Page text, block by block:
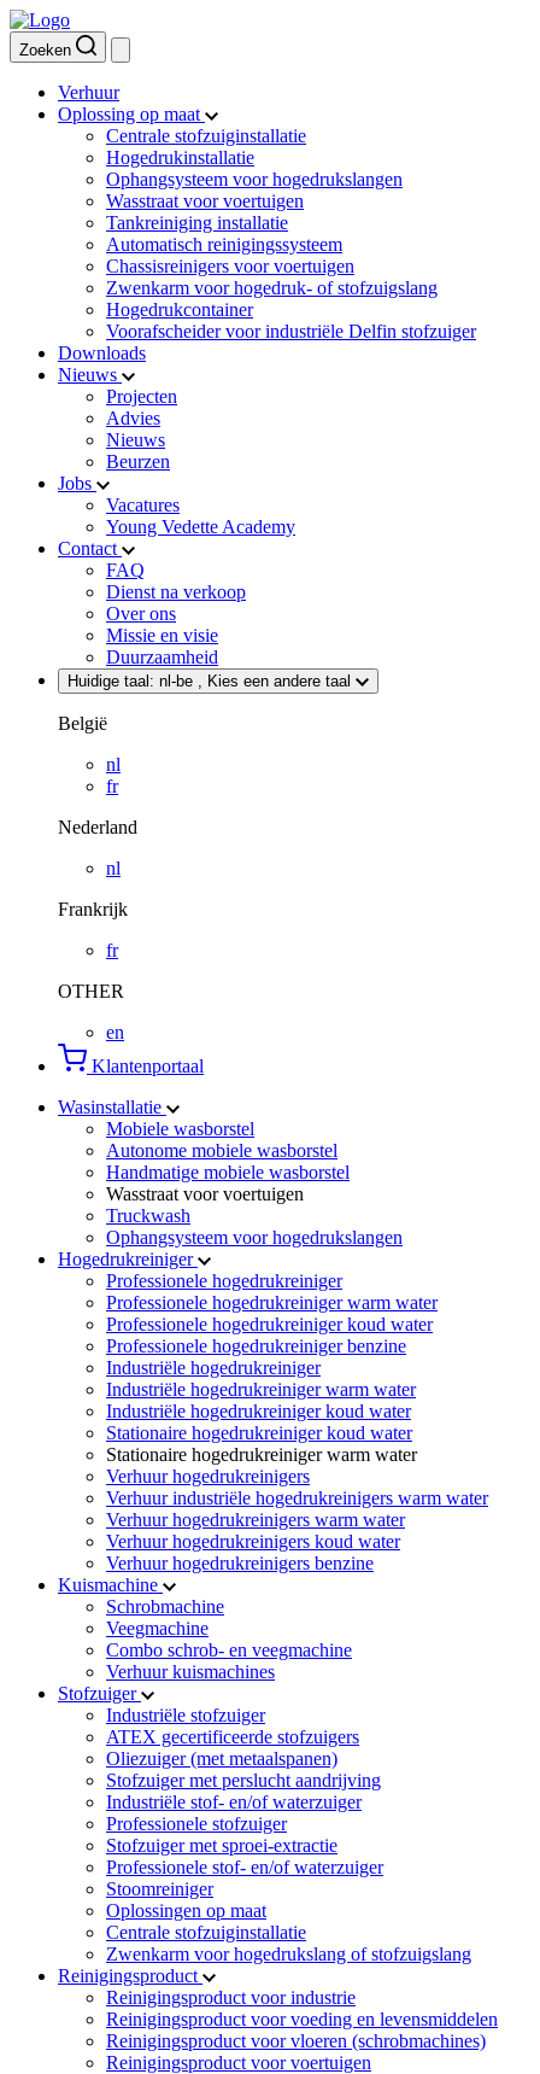
Zoeken
Verhuur
Oplossing op maat
Centrale stofzuiginstallatie
Hogedrukinstallatie
Ophangsysteem voor hogedrukslangen
Wasstraat voor voertuigen
Tankreiniging installatie
Automatisch reinigingssysteem
Chassisreinigers voor voertuigen
Zwenkarm voor hogedruk- of stofzuigslang
Hogedrukcontainer
Voorafscheider voor industriële Delfin stofzuiger
Downloads
Nieuws
Projecten
Advies
Nieuws
Beurzen
Jobs
Vacatures
Young Vedette Academy
Contact
FAQ
Dienst na verkoop
Over ons
Missie en visie
Duurzaamheid
Huidige taal: nl-be , Kies een andere taal
België
nl
fr
Nederland
nl
Frankrijk
fr
OTHER
en
Klantenportaal
Wasinstallatie
Mobiele wasborstel
Autonome mobiele wasborstel
Handmatige mobiele wasborstel
Wasstraat voor voertuigen
Truckwash
Ophangsysteem voor hogedrukslangen
Hogedrukreiniger
Professionele hogedrukreiniger
Professionele hogedrukreiniger warm water
Professionele hogedrukreiniger koud water
Professionele hogedrukreiniger benzine
Industriële hogedrukreiniger
Industriële hogedrukreiniger warm water
Industriële hogedrukreiniger koud water
Stationaire hogedrukreiniger koud water
Stationaire hogedrukreiniger warm water
Verhuur hogedrukreinigers
Verhuur industriële hogedrukreinigers warm water
Verhuur hogedrukreinigers warm water
Verhuur hogedrukreinigers koud water
Verhuur hogedrukreinigers benzine
Kuismachine
Schrobmachine
Veegmachine
Combo schrob- en veegmachine
Verhuur kuismachines
Stofzuiger
Industriële stofzuiger
ATEX gecertificeerde stofzuigers
Oliezuiger (met metaalspanen)
Stofzuiger met perslucht aandrijving
Industriële stof- en/of waterzuiger
Professionele stofzuiger
Stofzuiger met sproei-extractie
Professionele stof- en/of waterzuiger
Stoomreiniger
Oplossingen op maat
Centrale stofzuiginstallatie
Zwenkarm voor hogedrukslang of stofzuigslang
Reinigingsproduct
Reinigingsproduct voor industrie
Reinigingsproduct voor voeding en levensmiddelen
Reinigingsproduct voor vloeren (schrobmachines)
Reinigingsproduct voor voertuigen